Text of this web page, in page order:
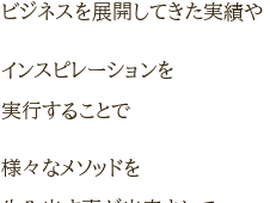
ビジネスを展開してきた実績や
インスピレーションを
実行することで
様々なメソッドを